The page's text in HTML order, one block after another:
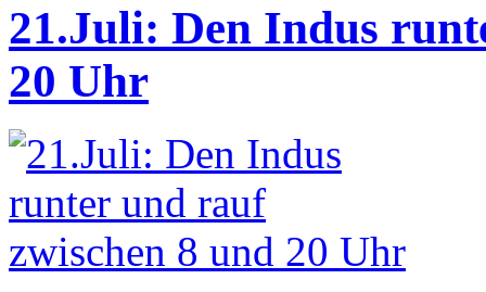
21.Juli: Den Indus
20 Uhr